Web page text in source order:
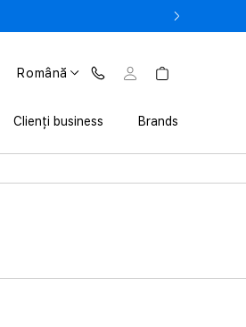
Română
Clienți business Brands